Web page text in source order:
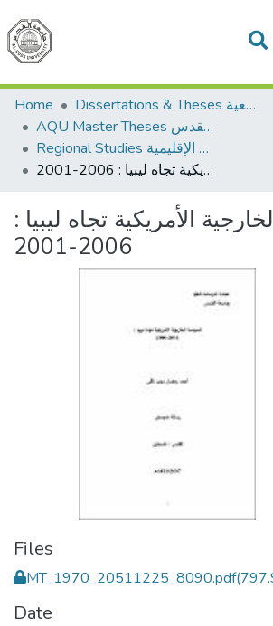
Communities &
All of DSpace
Home
Dissertations & Theses الرسائل الجامعية
AQU Master Theses الرسائل الجامعية الخاصة بجامعة القدس
Regional Studies الدراسات الإقليمية
السياسة الخارجية الأمريكية تجاه ليبيا : 2006-2001
الأمريكية تجاه ليبيا :
2006-2001
Files
MT_1970_20511225_8090.pdf
Date